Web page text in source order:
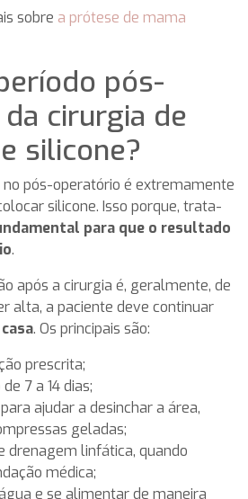
sobre a prótese de mama
pós-
cirurgia de
silicone?
no pós-operatório é extremamente
silicone. Isso porque, trata-
para que o resultado
.
após a cirurgia é, geralmente, de
alta, a paciente deve continuar
. Os principais são:
prescrita;
7 a 14 dias;
ajudar a desinchar a área,
geladas;
drenagem linfática, quando
médica;
e se alimentar de maneira